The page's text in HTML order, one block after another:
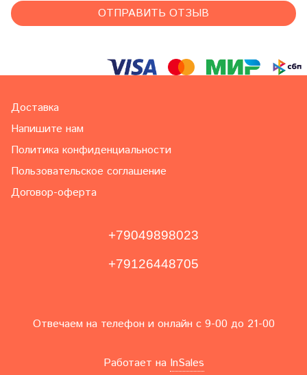
Доставка
Напишите нам
Политика конфиденциальности
Пользовательское соглашение
Договор-оферта
+79049898023
+79126448705
Отвечаем на телефон и онлайн с 9-00 до 21-00
Работает на InSales